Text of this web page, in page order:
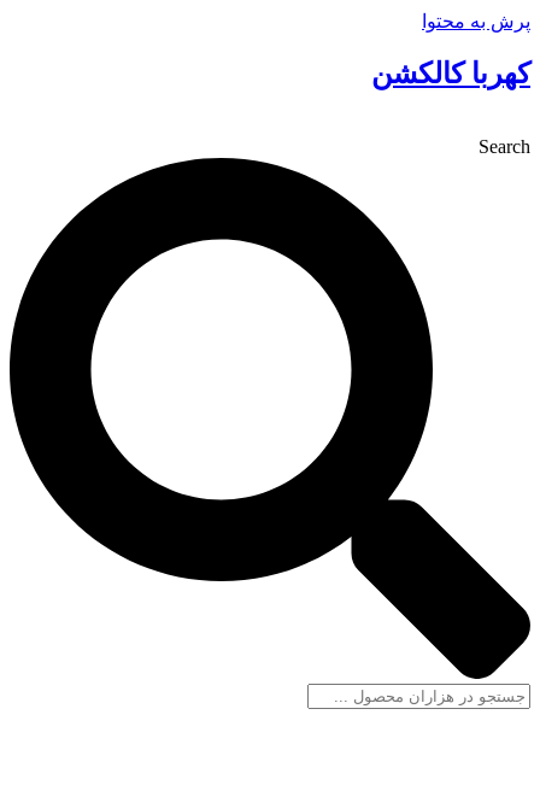
پرش به محتوا
کهربا کالکشن
Search